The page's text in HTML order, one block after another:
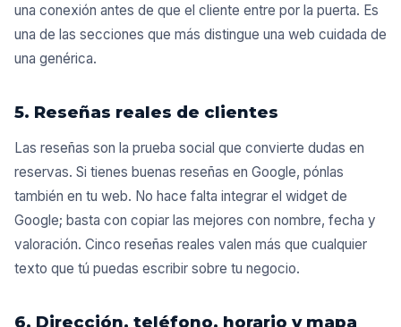
una conexión antes de que el cliente entre por la puerta. Es
una de las secciones que más distingue una web cuidada de
una genérica.
5. Reseñas reales de clientes
Las reseñas son la prueba social que convierte dudas en
reservas. Si tienes buenas reseñas en Google, pónlas
también en tu web. No hace falta integrar el widget de
Google; basta con copiar las mejores con nombre, fecha y
valoración. Cinco reseñas reales valen más que cualquier
texto que tú puedas escribir sobre tu negocio.
6. Dirección, teléfono, horario y mapa